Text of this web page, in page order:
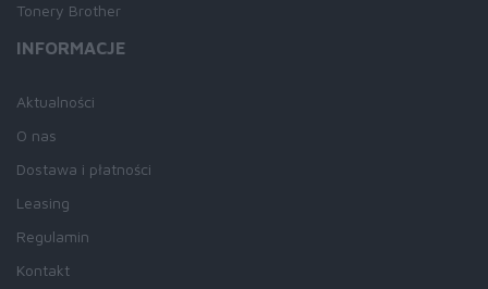
Tonery Brother
INFORMACJE
Aktualności
O nas
Dostawa i płatności
Leasing
Regulamin
Kontakt